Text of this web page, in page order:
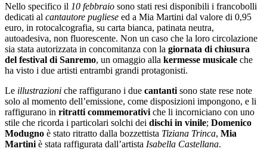
Nello specifico il 10 febbraio sono stati resi disponibili i francobolli
dedicati al cantautore pugliese ed a Mia Martini dal valore di 0,95
euro, in rotocalcografia, su carta bianca, patinata neutra,
autoadesiva, non fluorescente. Non un caso che la loro circolazione
sia stata autorizzata in concomitanza con la giornata di chiusura
del festival di Sanremo, un omaggio alla kermesse musicale che
ha visto i due artisti entrambi grandi protagonisti.
Le illustrazioni che raffigurano i due cantanti sono state rese note
solo al momento dell’emissione, come disposizioni impongono, e li
raffigurano in ritratti commemorativi che li incorniciano con uno
stile che ricorda i particolari solchi dei dischi in vinile; Domenico
Modugno è stato ritratto dalla bozzettista Tiziana Trinca, Mia
Martini è stata raffigurata dall’artista Isabella Castellana.